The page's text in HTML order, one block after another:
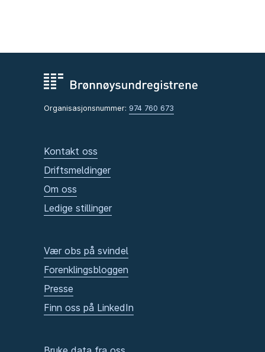
Organisasjonsnummer: 974 760 673
Kontakt oss
Driftsmeldinger
Om oss
Ledige stillinger
Vær obs på svindel
Forenklingsbloggen
Presse
Finn oss på LinkedIn